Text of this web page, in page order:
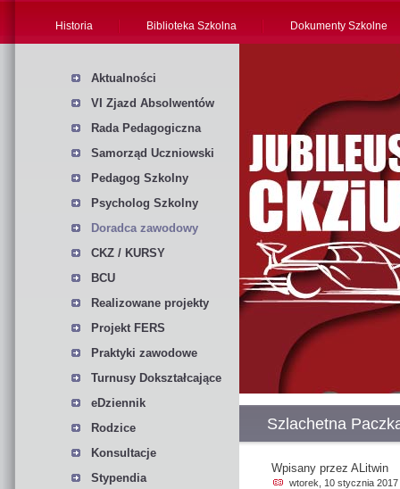
Historia Biblioteka Szkolna Dokumenty Szkolne
Aktualności
VI Zjazd Absolwentów
Rada Pedagogiczna
Samorząd Uczniowski
Pedagog Szkolny
Psycholog Szkolny
Doradca zawodowy
CKZ / KURSY
BCU
Realizowane projekty
Projekt FERS
Praktyki zawodowe
Turnusy Dokształcające
eDziennik
Rodzice
Konsultacje
Stypendia
Szlachetna
Wpisany przez ALitwin
wtorek, 10 stycznia 2017